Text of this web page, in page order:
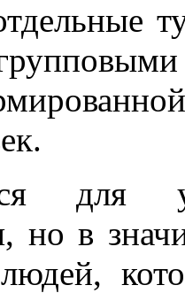
для
но в